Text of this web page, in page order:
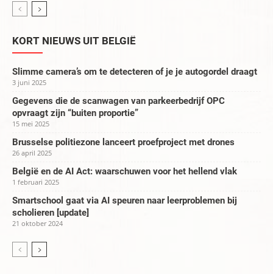
KORT NIEUWS UIT BELGIË
Slimme camera’s om te detecteren of je je autogordel draagt
3 juni 2025
Gegevens die de scanwagen van parkeerbedrijf OPC
opvraagt zijn “buiten proportie”
15 mei 2025
Brusselse politiezone lanceert proefproject met drones
26 april 2025
België en de AI Act: waarschuwen voor het hellend vlak
1 februari 2025
Smartschool gaat via AI speuren naar leerproblemen bij
scholieren [update]
21 oktober 2024